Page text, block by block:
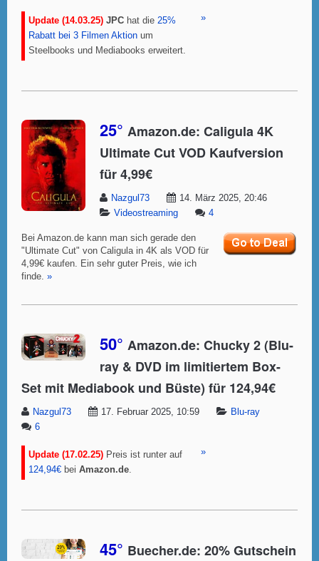
Update (14.03.25) JPC hat die 25%
Rabatt bei 3 Filmen Aktion um
Steelbooks und Mediabooks erweitert.
»
25° Amazon.de: Caligula 4K
Ultimate Cut VOD Kaufversion
für 4,99€
Nazgul73
14. März 2025, 20:46
Videostreaming
4
Bei Amazon.de kann man sich gerade den
"Ultimate Cut" von Caligula in 4K als VOD für
4,99€ kaufen. Ein sehr guter Preis, wie ich
finde. »
50° Amazon.de: Chucky 2 (Blu-
ray & DVD im limitiertem Box-
Set mit Mediabook und Büste) für 124,94€
Nazgul73 17. Februar 2025, 10:59
Blu-ray
6
Update (17.02.25) Preis ist runter auf
124,94€ bei Amazon.de
»
45° Buecher.de: 20% Gutschein